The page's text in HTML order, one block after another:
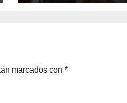
marcados con *